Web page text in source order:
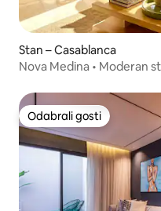
Stan – Casablanca
Nova Medina • Moderan
Odabrali gosti
Odabrali gosti